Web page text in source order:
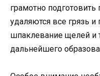
грамотно подготовить
удаляются все грязь
шпаклевание щелей и
дальнейшего